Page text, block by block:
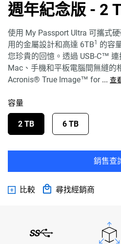
週年紀念版 - 2
使用 My Passport Ultra 可攜式
用的金屬設計和高達 6TB1
的容
您珍貴的回憶。透過 USB-C™
Mac、手機和平板電腦間無縫的
Acronis® True Image™ for ... 查
容量
2 TB 6 TB
銷售查
比較 尋找經銷商